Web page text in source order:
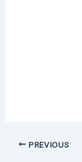
PREVIOUS